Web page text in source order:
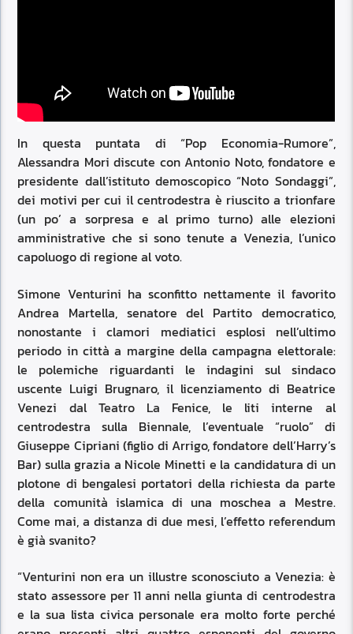
In questa puntata di “Pop Economia-Rumore”,
Alessandra Mori discute con Antonio Noto, fondatore e
presidente dall’istituto demoscopico “Noto Sondaggi”,
dei motivi per cui il centrodestra è riuscito a trionfare
(un po’ a sorpresa e al primo turno) alle elezioni
amministrative che si sono tenute a Venezia, l’unico
capoluogo di regione al voto.
Simone Venturini ha sconfitto nettamente il favorito
Andrea Martella, senatore del Partito democratico,
nonostante i clamori mediatici esplosi nell’ultimo
periodo in città a margine della campagna elettorale:
le polemiche riguardanti le indagini sul sindaco
uscente Luigi Brugnaro, il licenziamento di Beatrice
Venezi dal Teatro La Fenice, le liti interne al
centrodestra sulla Biennale, l’eventuale “ruolo” di
Giuseppe Cipriani (figlio di Arrigo, fondatore dell’Harry’s
Bar) sulla grazia a Nicole Minetti e la candidatura di un
plotone di bengalesi portatori della richiesta da parte
della comunità islamica di una moschea a Mestre.
Come mai, a distanza di due mesi, l’effetto referendum
è già svanito?
“Venturini non era un illustre sconosciuto a Venezia: è
stato assessore per 11 anni nella giunta di centrodestra
e la sua lista civica personale era molto forte perché